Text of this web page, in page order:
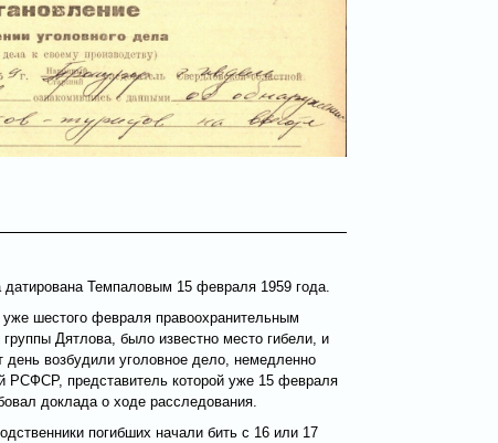
датирована Темпаловым 15 февраля 1959 года.
уже шестого февраля правоохранительным
Дятлова, было известно место гибели, и
день возбудили уголовное дело, немедленно
РСФСР, представитель которой уже 15 февраля
доклада о ходе расследования.
погибших начали бить с 16 или 17